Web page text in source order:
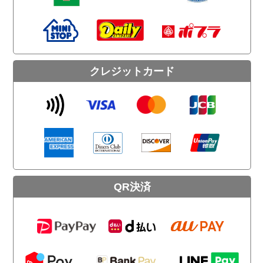
クレジットカード
QR決済